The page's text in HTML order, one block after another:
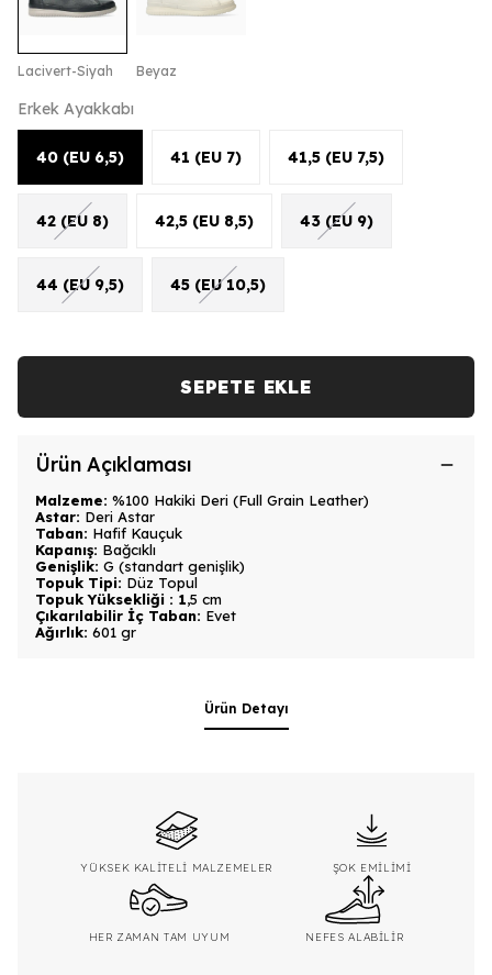
Lacivert-Siyah Beyaz
Erkek Ayakkabı
40 (EU 6,5) 41 (EU 7) 41,5 (EU 7,5)
42 (EU 8) 42,5 (EU 8,5) 43 (EU 9)
44 (EU 9,5) 45 (EU 10,5)
SEPETE EKLE
Ürün Açıklaması
Malzeme: %100 Hakiki Deri (Full Grain Leather)
Astar: Deri Astar
Taban: Hafif Kauçuk
Kapanış: Bağcıklı
Genişlik: G (standart genişlik)
Topuk Tipi: Düz Topul
Topuk Yüksekliği : 1,5 cm
Çıkarılabilir İç Taban: Evet
Ağırlık: 601 gr
Ürün Detayı
YÜKSEK KALİTELİ MALZEMELER ŞOK EMİLİMİ
HER ZAMAN TAM UYUM NEFES ALABİLİR